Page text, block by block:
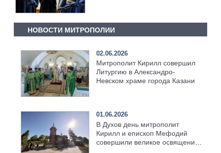
НОВОСТИ МИТРОПОЛИИ
02.06.2026
Митрополит Кирилл совершил
Литургию в Александро-
Невском храме города Казани
01.06.2026
В Духов день митрополит
Кирилл и епископ Мефодий
совершили великое освящение